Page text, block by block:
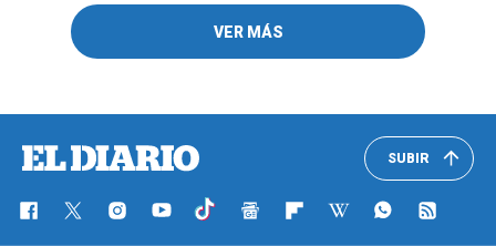
VER MÁS
SUBIR